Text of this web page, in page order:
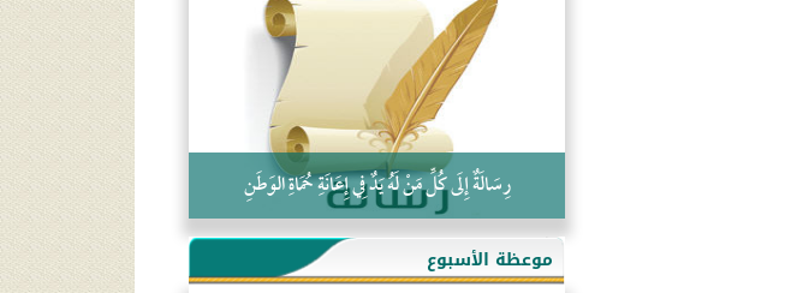
التَّعْلِيمُ القُرْآنِي
كلمة إلى إخواني السلفيين في الجزائر
رِسَالَةٌ إِلَى كُلِّ مَنْ لَهُ يَدٌ فِي إِعَانَةِ حُمَاةِ الوَطَنِ
موعظة الأسبوع